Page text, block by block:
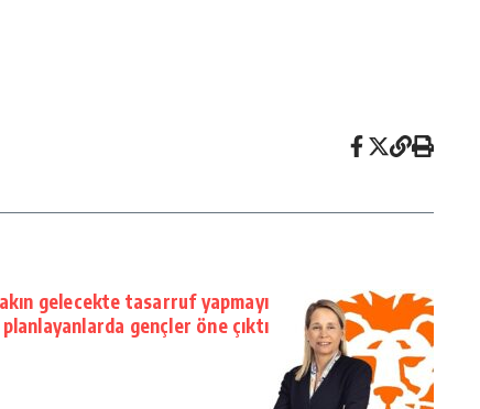
gelecekte tasarruf yapmayı
planlayanlarda gençler öne çıktı